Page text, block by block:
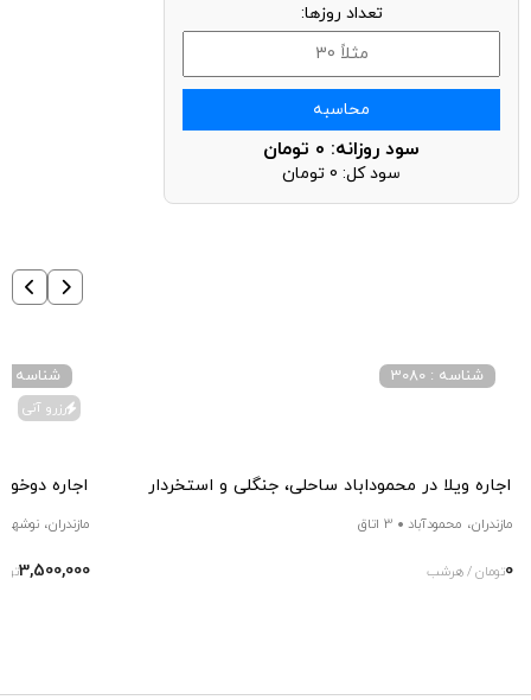
تعداد روزها:
محاسبه
سود روزانه: 0 تومان
سود کل: 0 تومان
اجاره ویلا در محموداباد ساحلی، جنگلی و استخردار
شناسه : 3080
مازندران، محمودآباد 3 اتاق
0تومان / هرشب
اجاره
شناسه : 16857
رزرو آنی
مازندران، نوشهر
3,500,000